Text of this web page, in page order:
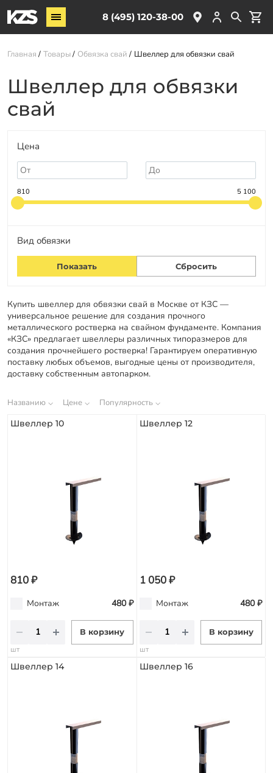
8 (495) 120-38-00
Винтовые сваи
ЖБ сваи
Обвязка свай
Комплектующие
Услуги
Акции
Новости
Партнёрам
Оплата
Гарантии
Программа лояльности
Вакансии
Калькулятор ЖБ свай
Заказать звонок
Главная Товары Обвязка свай Швеллер для обвязки свай
Швеллер для обвязки
свай
Цена
810 5 100
Вид обвязки
Купить швеллер для обвязки свай в Москве от КЗС —
универсальное решение для создания прочного
металлического ростверка на свайном фундаменте. Компания
«КЗС» предлагает швеллеры различных типоразмеров для
создания прочнейшего ростверка! Гарантируем оперативную
поставку любых объемов, выгодные цены от производителя,
доставку собственным автопарком.
Названию Цене Популярность
Швеллер 10
810 ₽
Монтаж 480 ₽
В корзину
шт
Швеллер 12
1 050 ₽
Монтаж 480 ₽
В корзину
шт
Швеллер 14 Швеллер 16